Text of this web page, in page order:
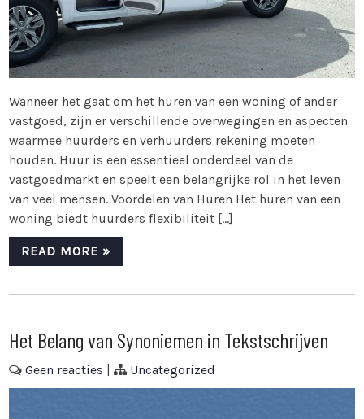
Wanneer het gaat om het huren van een woning of ander
vastgoed, zijn er verschillende overwegingen en aspecten
waarmee huurders en verhuurders rekening moeten
houden. Huur is een essentieel onderdeel van de
vastgoedmarkt en speelt een belangrijke rol in het leven
van veel mensen. Voordelen van Huren Het huren van een
woning biedt huurders flexibiliteit […]
READ MORE »
Het Belang van Synoniemen in Tekstschrijven
Geen reacties | Uncategorized